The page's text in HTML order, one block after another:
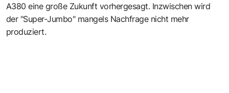
A380 eine große Zukunft vorhergesagt. Inzwischen wird
der "Super-Jumbo" mangels Nachfrage nicht mehr
produziert.